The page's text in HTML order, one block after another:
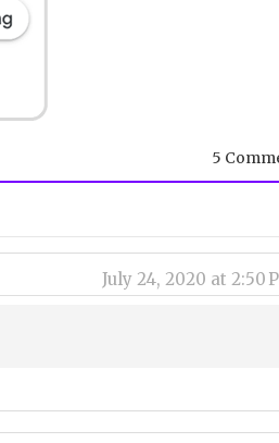
5
July 24, 2020 at 2:50